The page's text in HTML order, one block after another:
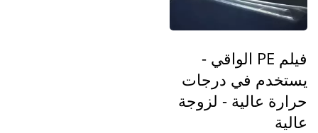
فيلم PE الواقي -
يستخدم في درجات
حرارة عالية - لزوجة
عالية